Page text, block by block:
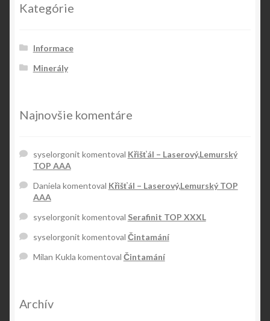
Kategórie
Informace
Minerály
Najnovšie komentáre
syselorgonit komentoval Křišťál – Laserový,Lemurský
TOP AAA
Daniela komentoval Křišťál – Laserový,Lemurský TOP
AAA
syselorgonit komentoval Serafinit TOP XXXL
syselorgonit komentoval Čintamání
Milan Kukla komentoval Čintamání
Archív